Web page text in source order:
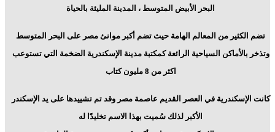
البحر الأبيض المتوسط ، المدينة المليئة بالحياة
تضم الكثير من المعالم الهامة حيث تضم أكبر موانئ مصر على البحر المتوسط
وتذخر بالأماكن السياحية الرائعة كمكتبة مدينة الإسكندرية الضخمة التي تستوعب
اكثر من 8 مليون كتاب
كانت الإسكندرية في العصر القديم عاصمة مصر وقد تم تشييدها على يد الإسكندر
الأكبر لذلك سُميت بهذا الاسم تخليدًا له